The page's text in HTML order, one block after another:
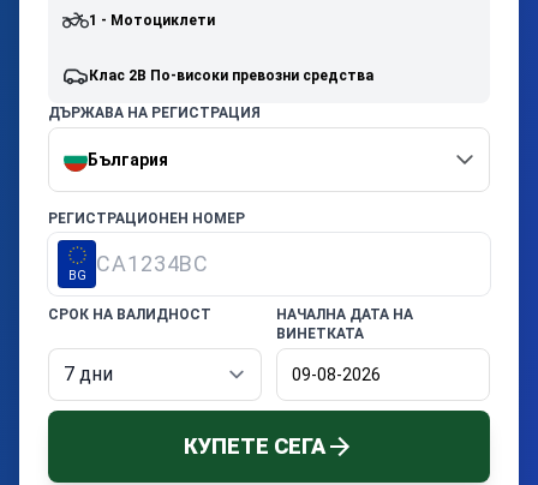
1 - Мотоциклети
Клас 2B По-високи превозни средства
ДЪРЖАВА НА РЕГИСТРАЦИЯ
България
РЕГИСТРАЦИОНЕН НОМЕР
BG
СРОК НА ВАЛИДНОСТ
НАЧАЛНА ДАТА НА
ВИНЕТКАТА
09-08-2026
КУПЕТЕ СЕГА